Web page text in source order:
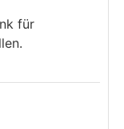
für